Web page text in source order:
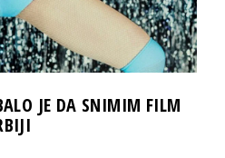
JE DA SNIMIM FILM